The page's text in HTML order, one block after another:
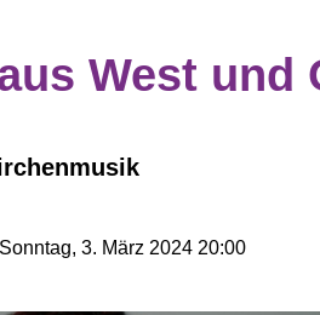
West und
3. März 2024 20:00